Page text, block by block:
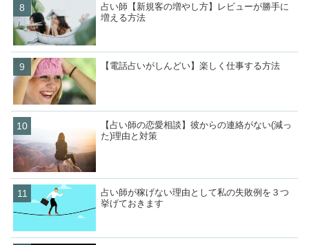
占い師【新規客の増やし方】レビューが勝手に
増える方法
【電話占いがしんどい】楽しく仕事する方法
【占い師の恋愛相談】彼からの連絡がない(減っ
た)理由と対策
占い師が稼げない理由として私の失敗例を３つ
挙げておきます